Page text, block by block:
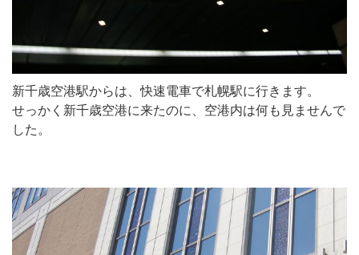
新千歳空港駅からは、快速電車で札幌駅に行きます。
せっかく新千歳空港に来たのに、空港内は何も見ませんで
した。